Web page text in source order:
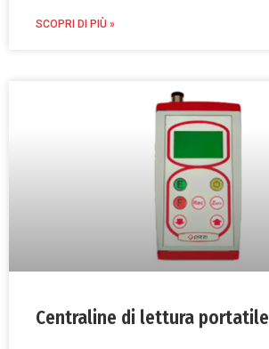
SCOPRI DI PIÙ »
Centraline di lettura portatile